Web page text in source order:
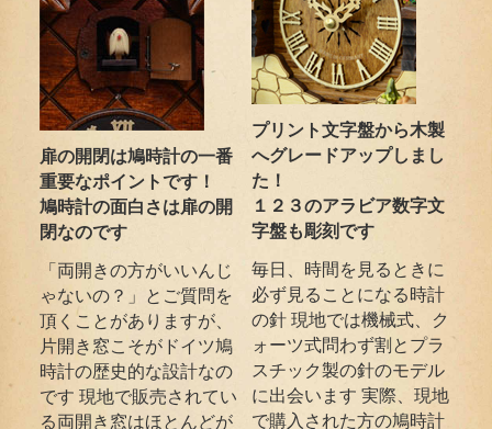
扉の開閉は鳩時計の一番
重要なポイントです！
鳩時計の面白さは扉の開
閉なのです
「両開きの方がいいんじ
ゃないの？」とご質問を
頂くことがありますが、
片開き窓こそがドイツ鳩
時計の歴史的な設計なの
です 現地で販売されてい
る両開き窓はほとんどが
プリント文字盤から木製
へグレードアップしまし
た！
１２３のアラビア数字文
字盤も彫刻です
毎日、時間を見るときに
必ず見ることになる時計
の針 現地では機械式、ク
ォーツ式問わず割とプラ
スチック製の針のモデル
に出会います 実際、現地
で購入された方の鳩時計